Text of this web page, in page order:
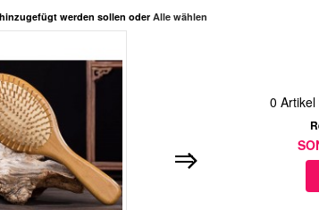
werden sollen oder Alle wählen
0